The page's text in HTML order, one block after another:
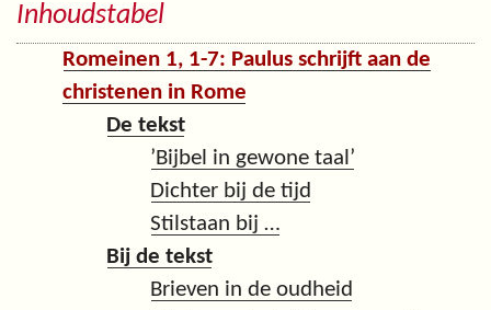
Inhoudstabel
Romeinen 1, 1-7: Paulus schrijft aan de
christenen in Rome
De tekst
’Bijbel in gewone taal’
Dichter bij de tijd
Stilstaan bij …
Bij de tekst
Brieven in de oudheid